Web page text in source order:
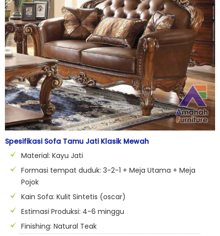
Spesifikasi Sofa Tamu Jati Klasik Mewah
Material: Kayu Jati
Formasi tempat duduk: 3-2-1 + Meja Utama + Meja
Pojok
Kain Sofa: Kulit Sintetis (oscar)
Estimasi Produksi: 4-6 minggu
Finishing: Natural Teak